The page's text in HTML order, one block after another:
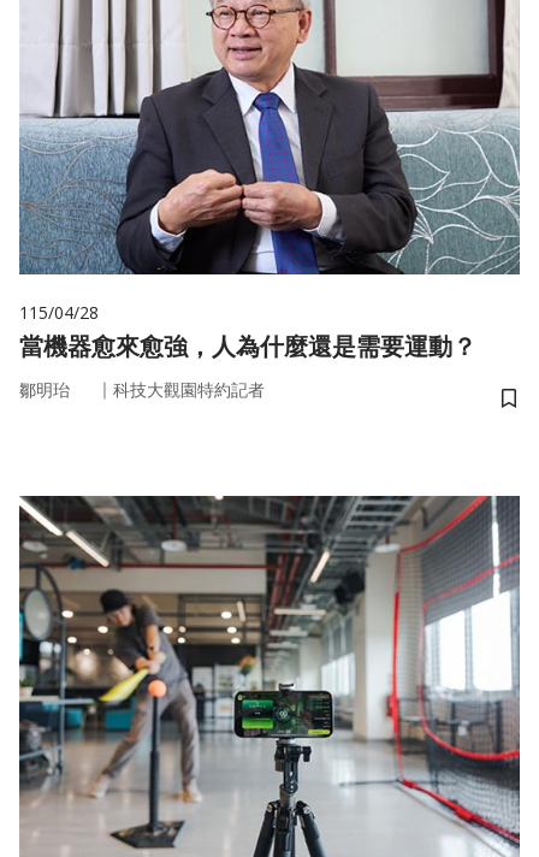
115/04/28
當機器愈來愈強，人為什麼還是需要運動？
鄒明珆 ｜ 科技大觀園特約記者
儲